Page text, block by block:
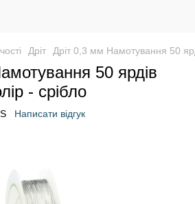
Дріт Дріт 0,3 мм Намотування 50
50 ярдів
- срібло
Написати відгук